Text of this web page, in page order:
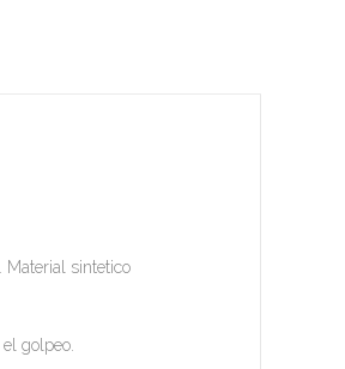
Material sintetico
golpeo.